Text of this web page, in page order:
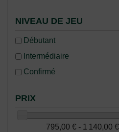
NIVEAU DE JEU
Débutant
Intermédiaire
Confirmé
PRIX
795,00 € - 1 140,00 €